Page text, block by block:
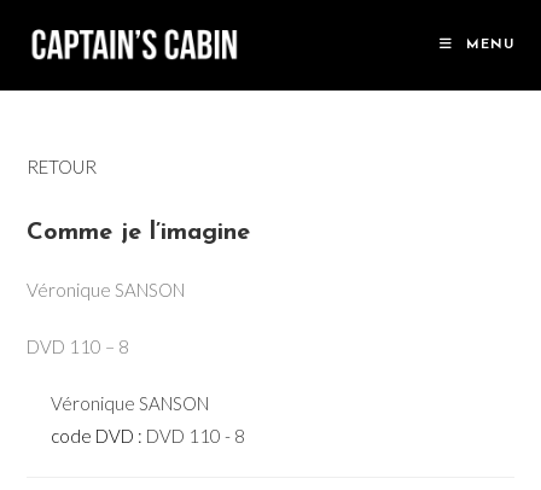
MENU
RETOUR
Comme je l’imagine
Véronique SANSON
DVD 110 – 8
Véronique SANSON
code DVD : DVD 110 - 8